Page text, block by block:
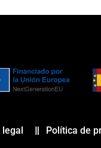
Política de